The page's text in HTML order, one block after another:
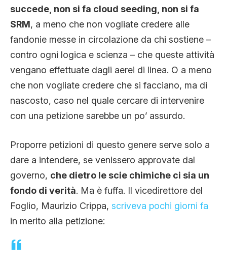
succede, non si fa cloud seeding, non si fa
SRM, a meno che non vogliate credere alle
fandonie messe in circolazione da chi sostiene –
contro ogni logica e scienza – che queste attività
vengano effettuate dagli aerei di linea. O a meno
che non vogliate credere che si facciano, ma di
nascosto, caso nel quale cercare di intervenire
con una petizione sarebbe un po’ assurdo.
Proporre petizioni di questo genere serve solo a
dare a intendere, se venissero approvate dal
governo, che dietro le scie chimiche ci sia un
fondo di verità. Ma è fuffa. Il vicedirettore del
Foglio, Maurizio Crippa, scriveva pochi giorni fa
in merito alla petizione: